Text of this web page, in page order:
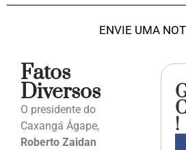
ENVIE UMA
Fatos
Diversos
O presidente do
Caxangá Ágape,
Roberto Zaidan
!